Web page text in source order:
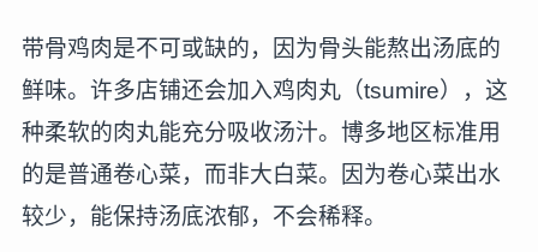
带骨鸡肉是不可或缺的，因为骨头能熬出汤底的
鲜味。许多店铺还会加入鸡肉丸（tsumire），这
种柔软的肉丸能充分吸收汤汁。博多地区标准用
的是普通卷心菜，而非大白菜。因为卷心菜出水
较少，能保持汤底浓郁，不会稀释。